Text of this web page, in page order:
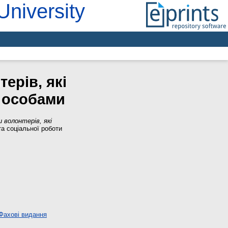
які
волонтерів, які
соціальної роботи
видання